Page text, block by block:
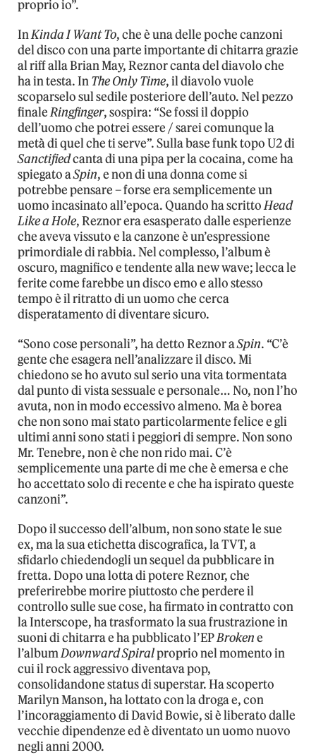
proprio io”.
InKinda I WantTo, che è una delle poche canzoni
del disco con una parte importante di chitarra grazie
al riff alla Brian May, Reznor canta del diavolo che
ha in testa. InThe Only Time, il diavolo vuole
scoparselo sul sedile posteriore dell’auto. Nel pezzo
finaleRingfinger, sospira: “Se fossi il doppio
dell’uomo che potrei essere / sarei comunque la
metà di quel che ti serve”. Sulla base funk topo U2 di
Sanctifiedcanta di una pipa per la cocaina, come ha
spiegato aSpin, e non di una donna come si
potrebbe pensare – forse era semplicemente un
uomo incasinato all’epoca. Quando ha scrittoHead
Like a Hole, Reznor era esasperato dalle esperienze
che aveva vissuto e la canzone è un’espressione
primordiale di rabbia. Nel complesso, l’album è
oscuro, magnifico e tendente alla new wave; lecca le
ferite come farebbe un disco emo e allo stesso
tempo è il ritratto di un uomo che cerca
disperatamento di diventare sicuro.
“Sono cose personali”, ha detto Reznor aSpin. “C’è
gente che esagera nell’analizzare il disco. Mi
chiedono se ho avuto sul serio una vita tormentata
dal punto di vista sessuale e personale… No, non l’ho
avuta, non in modo eccessivo almeno. Ma è borea
che non sono mai stato particolarmente felice e gli
ultimi anni sono stati i peggiori di sempre. Non sono
Mr. Tenebre, non è che non rido mai. C’è
semplicemente una parte di me che è emersa e che
ho accettato solo di recente e che ha ispirato queste
canzoni”.
Dopo il successo dell’album, non sono state le sue
ex, ma la sua etichetta discografica, la TVT, a
sfidarlo chiedendogli un sequel da pubblicare in
fretta. Dopo una lotta di potere Reznor, che
preferirebbe morire piuttosto che perdere il
controllo sulle sue cose, ha firmato in contratto con
la Interscope, ha trasformato la sua frustrazione in
suoni di chitarra e ha pubblicato l’EPBrokene
l’albumDownward Spiralproprio nel momento in
cui il rock aggressivo diventava pop,
consolidandone status di superstar. Ha scoperto
Marilyn Manson, ha lottato con la droga e, con
l’incoraggiamento di David Bowie, si è liberato dalle
vecchie dipendenze ed è diventato un uomo nuovo
negli anni 2000.